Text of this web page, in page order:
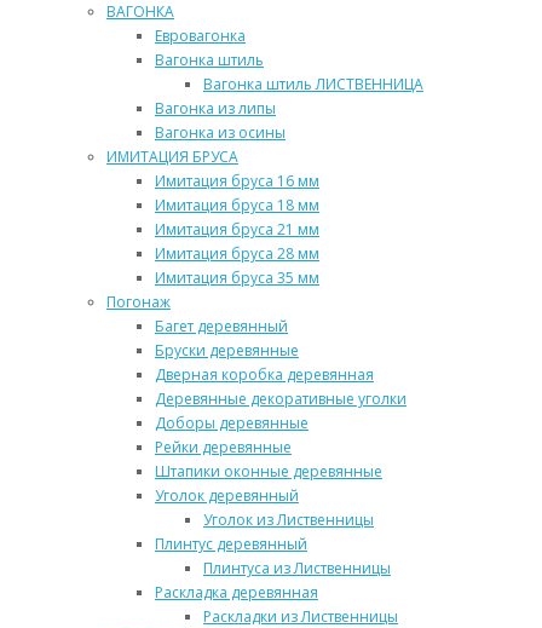
ВАГОНКА
Евровагонка
Вагонка штиль
Вагонка штиль ЛИСТВЕННИЦА
Вагонка из липы
Вагонка из осины
ИМИТАЦИЯ БРУСА
Имитация бруса 16 мм
Имитация бруса 18 мм
Имитация бруса 21 мм
Имитация бруса 28 мм
Имитация бруса 35 мм
Погонаж
Багет деревянный
Бруски деревянные
Дверная коробка деревянная
Деревянные декоративные уголки
Доборы деревянные
Рейки деревянные
Штапики оконные деревянные
Уголок деревянный
Уголок из Лиственницы
Плинтус деревянный
Плинтуса из Лиственницы
Раскладка деревянная
Раскладки из Лиственницы